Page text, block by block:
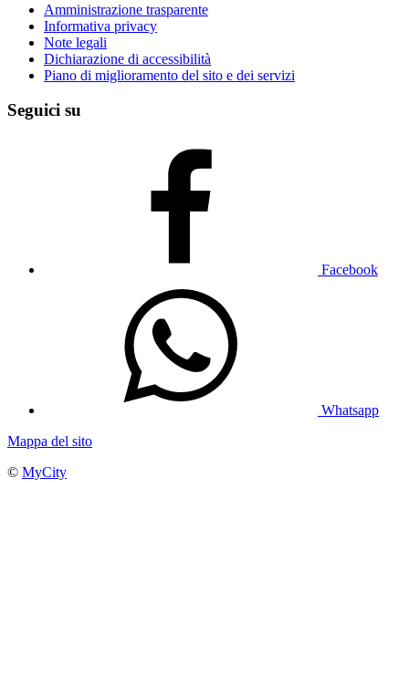
Amministrazione trasparente
Informativa privacy
Note legali
Dichiarazione di accessibilità
Piano di miglioramento del sito e dei servizi
Seguici su
Facebook
Whatsapp
Mappa del sito
© MyCity